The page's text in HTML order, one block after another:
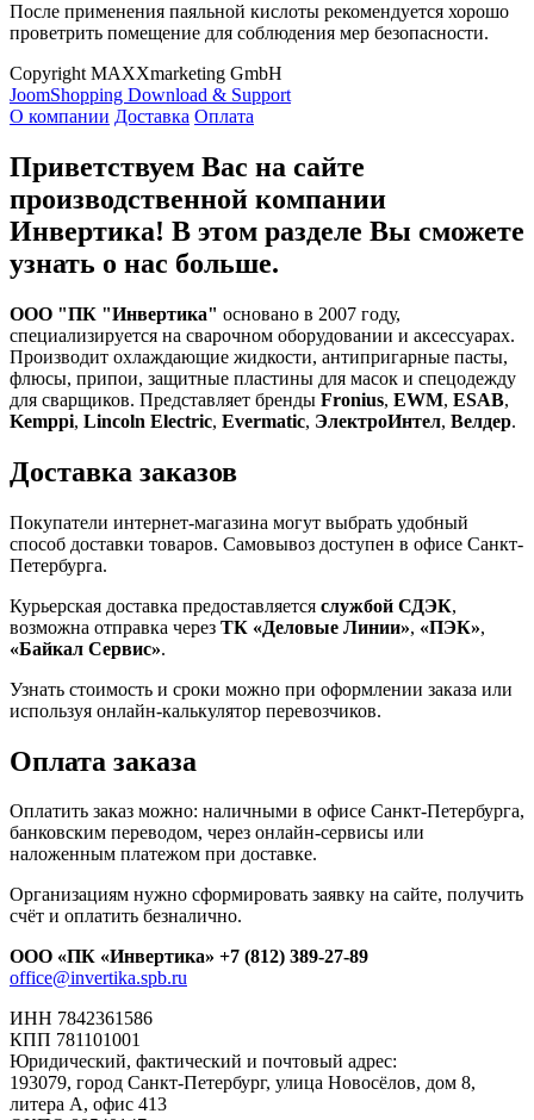
После применения паяльной кислоты рекомендуется хорошо
проветрить помещение для соблюдения мер безопасности.
Copyright MAXXmarketing GmbH
JoomShopping Download & Support
О компании Доставка Оплата
Приветствуем Вас на сайте
производственной компании
Инвертика! В этом разделе Вы сможете
узнать о нас больше.
ООО "ПК "Инвертика" основано в 2007 году,
специализируется на сварочном оборудовании и аксессуарах.
Производит охлаждающие жидкости, антипригарные пасты,
флюсы, припои, защитные пластины для масок и спецодежду
для сварщиков. Представляет бренды Fronius, EWM, ESAB,
Kemppi, Lincoln Electric, Evermatic, ЭлектроИнтел, Велдер.
Доставка заказов
Покупатели интернет-магазина могут выбрать удобный
способ доставки товаров. Самовывоз доступен в офисе Санкт-
Петербурга.
Курьерская доставка предоставляется службой СДЭК,
возможна отправка через ТК «Деловые Линии», «ПЭК»,
«Байкал Сервис».
Узнать стоимость и сроки можно при оформлении заказа или
используя онлайн-калькулятор перевозчиков.
Оплата заказа
Оплатить заказ можно: наличными в офисе Санкт-Петербурга,
банковским переводом, через онлайн-сервисы или
наложенным платежом при доставке.
Организациям нужно сформировать заявку на сайте, получить
счёт и оплатить безналично.
ООО «ПК «Инвертика» +7 (812) 389-27-89
office@invertika.spb.ru
ИНН 7842361586
КПП 781101001
Юридический, фактический и почтовый адрес:
193079, город Санкт-Петербург, улица Новосёлов, дом 8,
литера А, офис 413